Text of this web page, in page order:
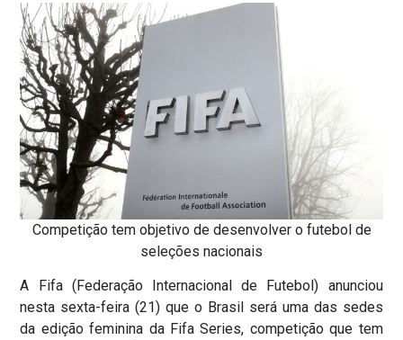
Competição tem objetivo de desenvolver o futebol de
seleções nacionais
A Fifa (Federação Internacional de Futebol) anunciou
nesta sexta-feira (21) que o Brasil será uma das sedes
da edição feminina da Fifa Series, competição que tem